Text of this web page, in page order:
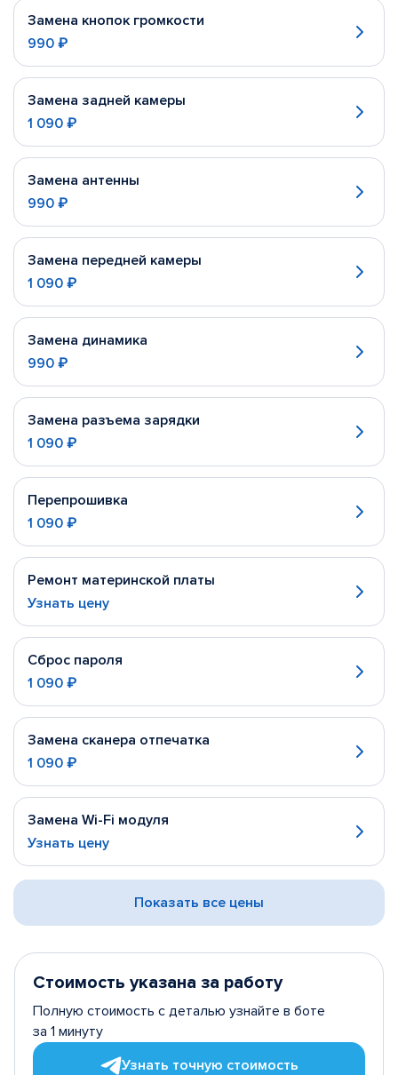
Замена кнопок громкости
990 ₽
Замена задней камеры
1 090 ₽
Замена антенны
990 ₽
Замена передней камеры
1 090 ₽
Замена динамика
990 ₽
Замена разъема зарядки
1 090 ₽
Перепрошивка
1 090 ₽
Ремонт материнской платы
Узнать цену
Сброс пароля
1 090 ₽
Замена сканера отпечатка
1 090 ₽
Замена Wi-Fi модуля
Узнать цену
Показать все цены
Стоимость указана за работу
Полную стоимость с деталью узнайте в боте
за 1 минуту
Узнать точную стоимость